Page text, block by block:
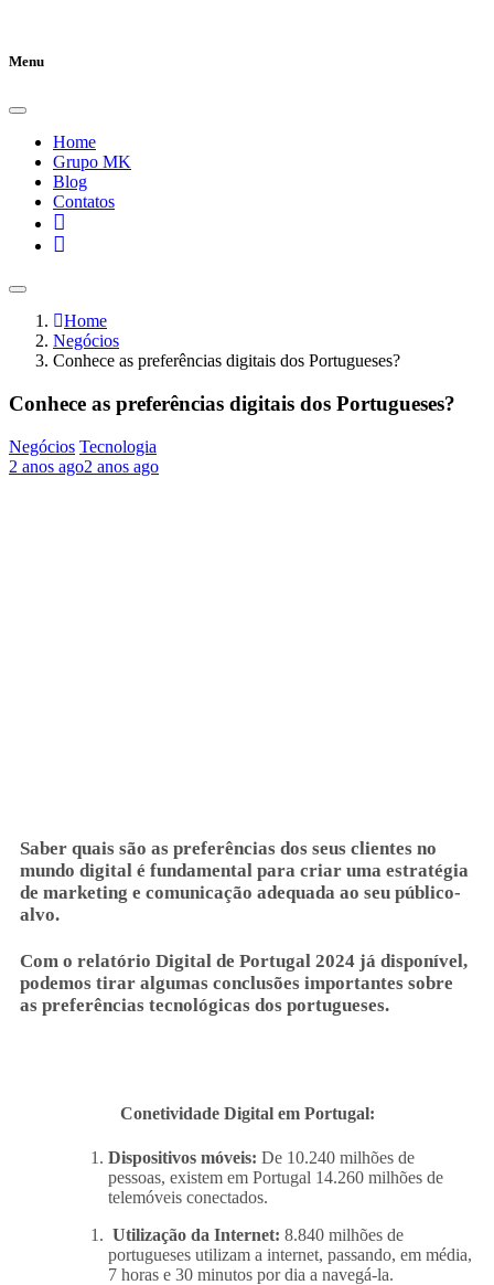
Menu
Home
Grupo MK
Blog
Contatos
Home
Negócios
Conhece as preferências digitais dos Portugueses?
Conhece as preferências digitais dos Portugueses?
Negócios Tecnologia
2 anos ago2 anos ago
Saber quais são as preferências dos seus clientes no
mundo digital é fundamental para criar uma estratégia
de marketing e comunicação adequada ao seu público-
alvo.
Com o relatório Digital de Portugal 2024 já disponível,
podemos tirar algumas conclusões importantes sobre
as preferências tecnológicas dos portugueses.
Conetividade Digital em Portugal:
Dispositivos móveis: De 10.240 milhões de
pessoas, existem em Portugal 14.260 milhões de
telemóveis conectados.
Utilização da Internet: 8.840 milhões de
portugueses utilizam a internet, passando, em média,
7 horas e 30 minutos por dia a navegá-la.